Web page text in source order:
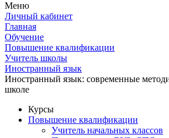
Меню
Личный кабинет
Главная
Обучение
Повышение квалификации
Учитель школы
Иностранный язык
Иностранный язык: современные
школе
Курсы
Повышение квалификации
Учитель начальных классов